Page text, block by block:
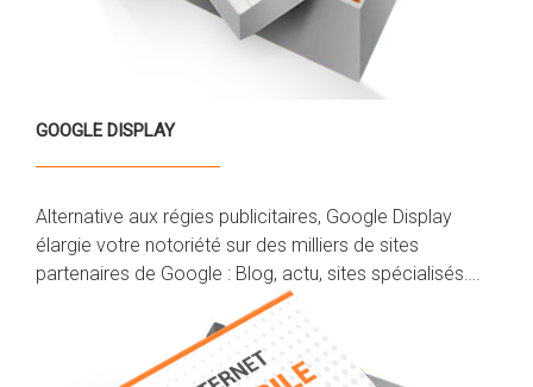
GOOGLE DISPLAY
Alternative aux régies publicitaires, Google Display
élargie votre notoriété sur des milliers de sites
partenaires de Google : Blog, actu, sites spécialisés….